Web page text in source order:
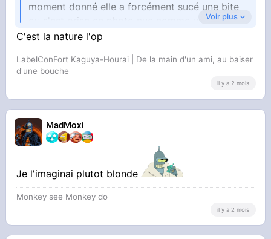
moment donné elle a forcément sucé une bite
ou s'est prise en photo nue comme un objet
pour un mec c'est factuel
Et quand je dis toutes c'est vraiment toutes ça
inclus également vos mères et la mienne
Voir plus
C'est la nature l'op
LabelConFort Kaguya-Hourai | De la main d'un ami, au baiser
d'une bouche
il y a 2 mois
MadMoxi
Je l'imaginai plutot blonde
Monkey see Monkey do
il y a 2 mois